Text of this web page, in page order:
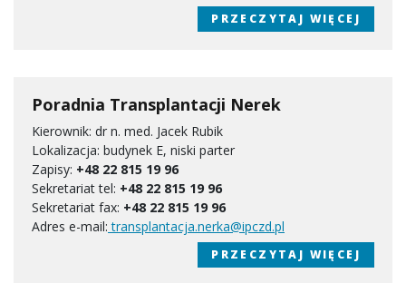
PRZECZYTAJ WIĘCEJ
Poradnia Transplantacji Nerek
Kierownik: dr n. med. Jacek Rubik
Lokalizacja: budynek E, niski parter
Zapisy: +48 22 815 19 96
Sekretariat tel: +48 22 815 19 96
Sekretariat fax: +48 22 815 19 96
Adres e-mail: transplantacja.nerka@ipczd.pl
PRZECZYTAJ WIĘCEJ